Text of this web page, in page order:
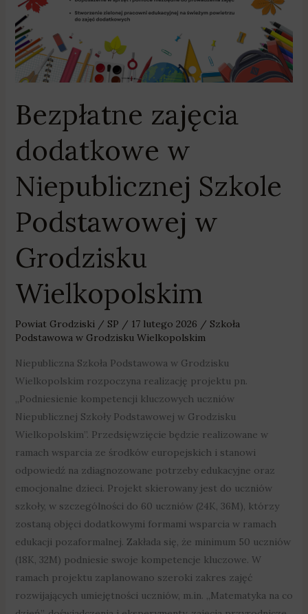
Bezpłatne zajęcia
dodatkowe w
Niepublicznej Szkole
Podstawowej w
Grodzisku
Wielkopolskim
Powiat Grodziski/ SP / 17 lutego 2026 / Szkoła
Podstawowa w Grodzisku Wielkopolskim
Niepubliczna Szkoła Podstawowa w Grodzisku
Wielkopolskim rozpoczyna realizację projektu pn.
„Podniesienie kompetencji kluczowych uczniów
Niepublicznej Szkoły Podstawowej w Grodzisku
Wielkopolskim”. Przedsięwzięcie będzie realizowane w
ramach wsparcia ze środków europejskich i stanowi
odpowiedź na zdiagnozowane potrzeby edukacyjne oraz
emocjonalne dzieci. Projekt skierowany jest do uczniów
szkoły, w szczególności do 60 uczniów (24K, 36M), którzy
zostaną objęci dodatkowymi formami wsparcia w ramach
edukacji pozaformalnej. Zakłada się, że minimum 50 uczniów
(18K, 32M) podniesie swoje kompetencje kluczowe. W
ramach projektu zaplanowano szeroki zakres zajęć
rozwijających umiejętności uczniów, m.in. „Matematyka na co
Wielkopolskim